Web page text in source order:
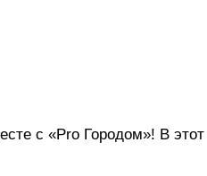
с «Pro Городом»! В этот